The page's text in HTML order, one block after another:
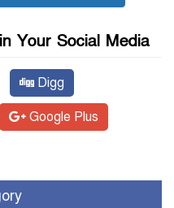
Your Social Media
Digg
Google Plus